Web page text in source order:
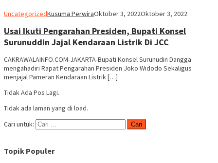
UncategorizedKusuma PerwiraOktober 3, 2022Oktober 3, 2022
Usai Ikuti Pengarahan Presiden, Bupati Konsel
Surunuddin Jajal Kendaraan Listrik Di JCC
CAKRAWALAINFO.COM-JAKARTA-Bupati Konsel Surunudin Dangga
mengahadiri Rapat Pengarahan Presiden Joko Widodo Sekaligus
menjajal Pameran Kendaraan Listrik […]
Tidak Ada Pos Lagi.
Tidak ada laman yang di load.
Cari untuk:
Topik Populer